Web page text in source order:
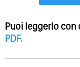
Puoi leggerlo
PDF.